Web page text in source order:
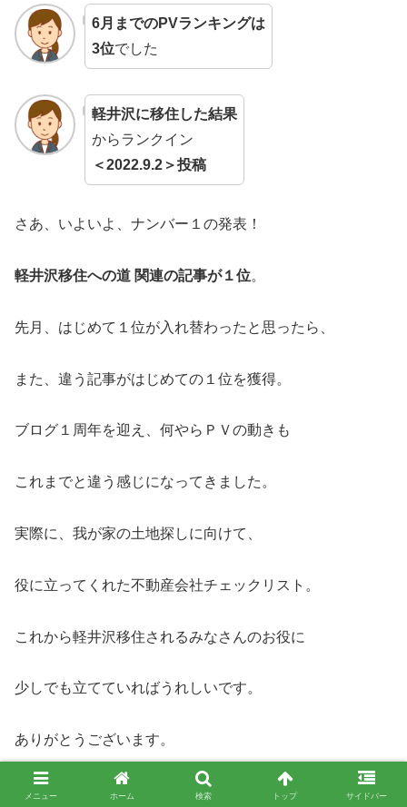
6月までのPVランキングは
3位でした
軽井沢に移住した結果
からランクイン
＜2022.9.2＞投稿
さあ、いよいよ、ナンバー１の発表！
軽井沢移住への道 関連の記事が１位。
先月、はじめて１位が入れ替わったと思ったら、
また、違う記事がはじめての１位を獲得。
ブログ１周年を迎え、何やらＰＶの動きも
これまでと違う感じになってきました。
実際に、我が家の土地探しに向けて、
役に立ってくれた不動産会社チェックリスト。
これから軽井沢移住されるみなさんのお役に
少しでも立てていればうれしいです。
ありがとうございます。
【体験談】軽井沢移住への道 はじめての不動産
メニュー ホーム 検索 トップ サイドバー